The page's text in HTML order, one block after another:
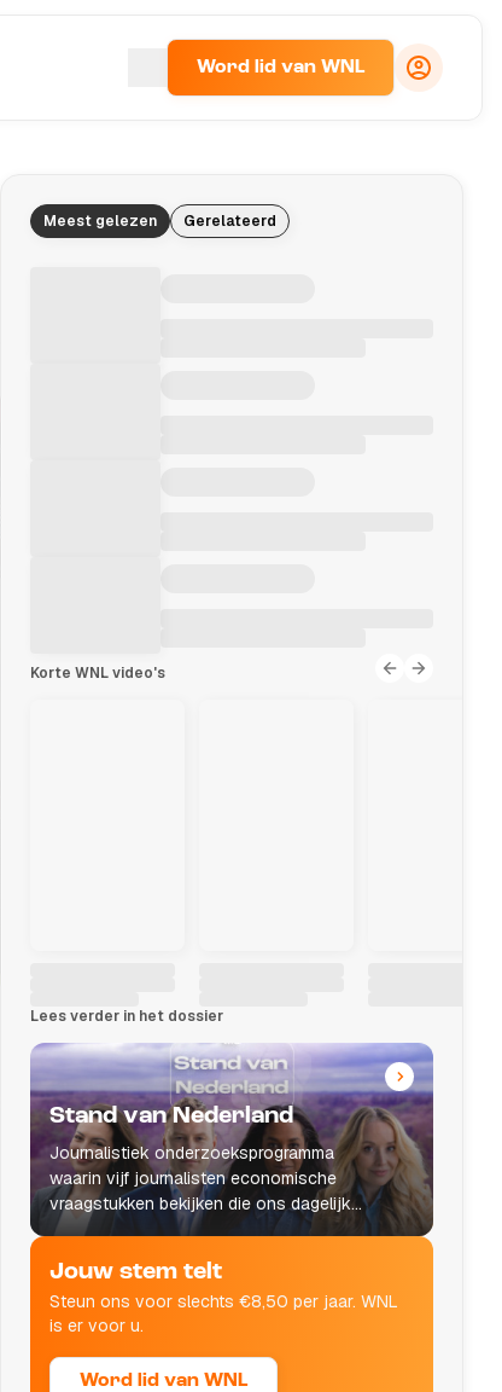
Word lid van WNL
Meest gelezen Gerelateerd
Korte WNL video's
Lees verder in het dossier
Stand van Nederland
Journalistiek onderzoeksprogramma
waarin vijf journalisten economische
vraagstukken bekijken die ons dagelijks
leven raken.
Jouw stem telt
Steun ons voor slechts €8,50 per jaar. WNL
is er voor u.
Word lid van WNL